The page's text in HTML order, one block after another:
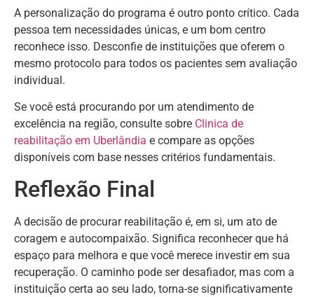
A personalização do programa é outro ponto crítico. Cada
pessoa tem necessidades únicas, e um bom centro
reconhece isso. Desconfie de instituições que oferem o
mesmo protocolo para todos os pacientes sem avaliação
individual.
Se você está procurando por um atendimento de
excelência na região, consulte sobre Clinica de
reabilitação em Uberlândia e compare as opções
disponíveis com base nesses critérios fundamentais.
Reflexão Final
A decisão de procurar reabilitação é, em si, um ato de
coragem e autocompaixão. Significa reconhecer que há
espaço para melhora e que você merece investir em sua
recuperação. O caminho pode ser desafiador, mas com a
instituição certa ao seu lado, torna-se significativamente